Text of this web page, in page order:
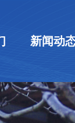
新闻动
新闻速递
通知公告